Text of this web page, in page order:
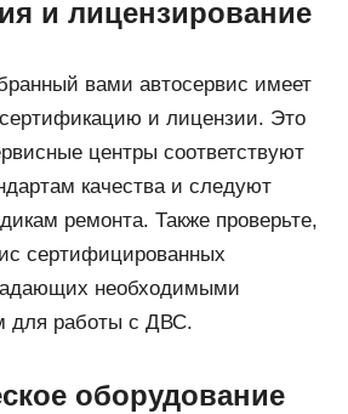
и лицензирование
вами автосервис имеет
и лицензии. Это
центры соответствуют
качества и следуют
ремонта. Также проверьте,
сертифицированных
необходимыми
для работы с ДВС.
оборудование